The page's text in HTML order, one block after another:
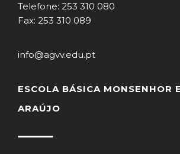
Telefone: 253 310 080
Fax: 253 310 089
info@agvv.edu.pt
ESCOLA BÁSICA MONSENHOR
ARAÚJO